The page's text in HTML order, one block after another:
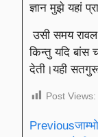
ज्ञान मुझे यहां
उसी समय
किन्तु यदि बांस
देती।यही
Post Views:
Previous